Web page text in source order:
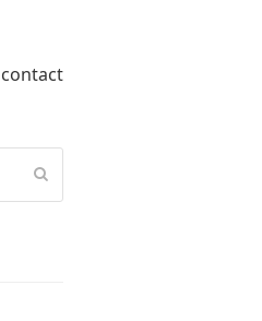
contact